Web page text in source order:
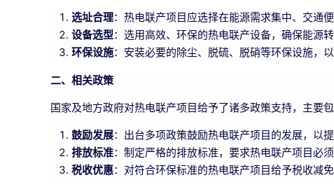
选址合理：热电联产项目应选择在能源需求集中、交通
设备选型：选用高效、环保的热电联产设备，确保能源
环保设施：安装必要的除尘、脱硫、脱硝等环保设施，
二、相关政策
国家及地方政府对热电联产项目给予了诸多政策支持，主要包
鼓励发展：出台多项政策鼓励热电联产项目的发展，以
排放标准：制定严格的排放标准，要求热电联产项目必
税收优惠：对符合环保标准的热电联产项目给予税收减免